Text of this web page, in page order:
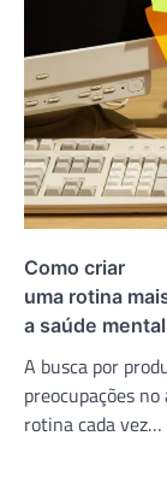
Como criar
uma rotina
a saúde mental
A busca por
preocupações
rotina cada vez…